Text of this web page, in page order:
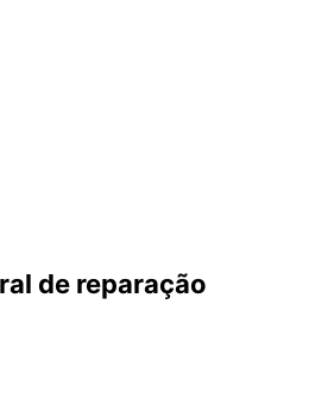
de reparação